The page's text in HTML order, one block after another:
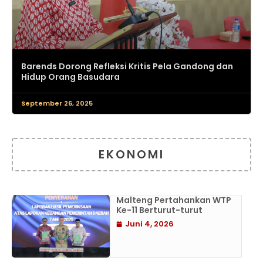
Barends Dorong Refleksi Kritis Pela Gandong dan
Hidup Orang Basudara
September 26, 2025
EKONOMI
Malteng Pertahankan WTP
Ke-11 Berturut-turut
Juni 4, 2026